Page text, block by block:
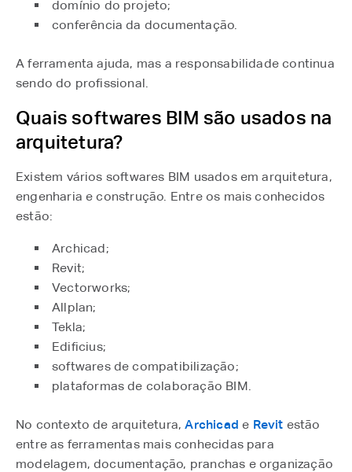
domínio do projeto;
conferência da documentação.
A ferramenta ajuda, mas a responsabilidade continua
sendo do profissional.
Quais softwares BIM são usados na
arquitetura?
Existem vários softwares BIM usados em arquitetura,
engenharia e construção. Entre os mais conhecidos
estão:
Archicad;
Revit;
Vectorworks;
Allplan;
Tekla;
Edificius;
softwares de compatibilização;
plataformas de colaboração BIM.
No contexto de arquitetura,Archicad e Revit estão
entre as ferramentas mais conhecidas para
modelagem, documentação, pranchas e organização